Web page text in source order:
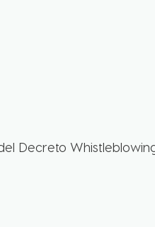
Decreto